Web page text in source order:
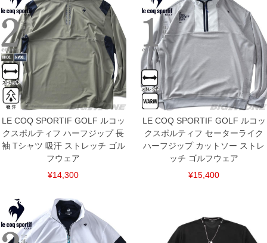
※【返品交換について】
返品交換希望の方は、商品到着後1週間以内にご連絡ください。
下着(肌着)やワイシャツは商品の性質上、返品交換不可とさせて頂いております。予め
ご了承くださいませ。
※【ボトムの裾上げをご希望の場合】
裾上げ料金は500円+税となります。
備考欄に股下●cmとご記入下さい。（裾上げ無料対象商品は1本につき税込6,000円以
上の品が対象。1本5,999円以下の商品は有料（500円+税）となります。）
出荷まで約1週間～20日間程お時間を頂く場合がございます。
尚、裾上げした商品は返品・交換不可となりますので、予めご了承下さい。
一部、お直しに対応出来ない商品がございます。(例：裾にファスナーや調節ひもが付
いている、極端なデザインが施されている等)
※商品によって若干のサイズの誤差がございます。また、お客様がご使用の環境（コ
※当店での掲載商品は、実店鋪と在庫を共用しておりますので店頭での売り違い、店
舗からのお取り寄せ等により、お客様にご迷惑をお掛けしてしまう場合がございま
連絡させて頂きますので予めご了承ください。
DETAIL
LE COQ SPORTIF GOLF ルコッ
クスポルティフ ハーフジップ 長
袖 Tシャツ 吸汗 ストレッチ ゴル
フウェア
¥14,300
LE COQ SPORTIF GOLF ルコッ
クスポルティフ セーターライク
ハーフジップ カットソー ストレ
ッチ ゴルフウェア
¥15,400